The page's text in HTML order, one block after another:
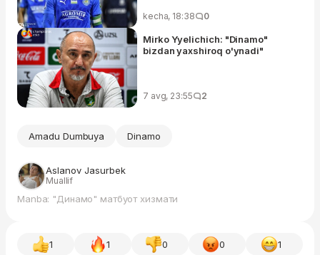
kecha, 18:38 0
Mirko Yyelichich: "Dinamo"
bizdan yaxshiroq o'ynadi"
7 avg, 23:55 2
Amadu Dumbuya Dinamo
Aslanov Jasurbek
Muallif
Manba: "Динамо" матбуот хизмати
1 1 0 0 1